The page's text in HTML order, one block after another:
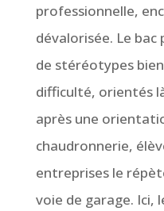
professionnelle,
dévalorisée. Le
de stéréotypes
difficulté, orientés
après une
chaudronnerie,
entreprises le
voie de garage. Ici,